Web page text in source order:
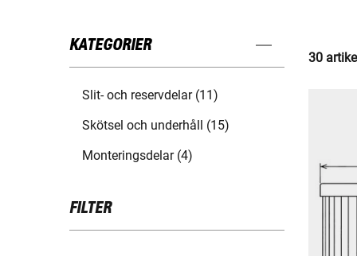
KATEGORIER
Slit- och reservdelar (11)
Skötsel och underhåll (15)
Monteringsdelar (4)
FILTER
30